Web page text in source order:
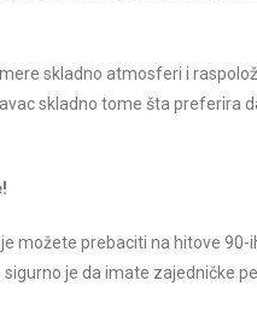
skladno atmosferi i
skladno tome šta preferira
možete prebaciti na hitove 90-
je da imate zajedničke